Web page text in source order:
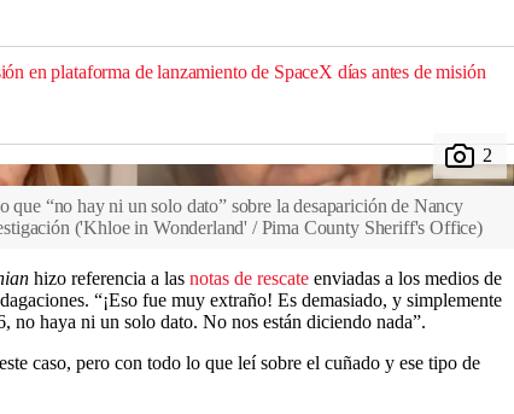
en plataforma de lanzamiento de SpaceX días antes de misión
que “no hay ni un solo dato” sobre la desaparición de Nancy
('Khloe in Wonderland' / Pima County Sheriff's Office)
hizo referencia a las notas de rescate enviadas a los medios de
“¡Eso fue muy extraño! Es demasiado, y simplemente
no haya ni un solo dato. No nos están diciendo nada”.
caso, pero con todo lo que leí sobre el cuñado y ese tipo de